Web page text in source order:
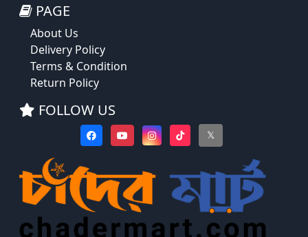
PAGE
About Us
Delivery Policy
Terms & Condition
Return Policy
FOLLOW US
𝕏